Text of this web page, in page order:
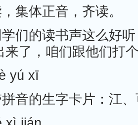
集体正音，齐读。
们的读书声这么好
来了，咱们跟他们打
yú xī
音的生字卡片：江